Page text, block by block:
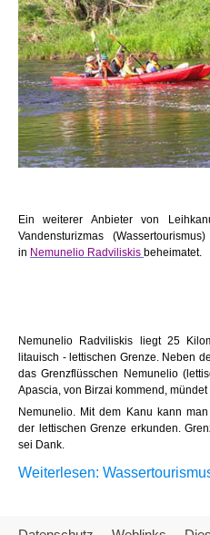
Ein weiterer Anbieter von
Vandensturizmas
in Nemunelio Radviliskis beheimatet.
Nemunelio Radviliskis liegt 25
litauisch - lettischen Grenze. Neben
das Grenzflüsschen Nemunelio
Apascia, von Birzai kommend,
Nemunelio. Mit dem Kanu kann
der lettischen Grenze erkunden.
sei Dank.
Weiterlesen: